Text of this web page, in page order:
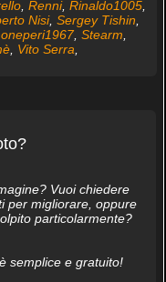
, Renni, Rinaldo1005,
Nisi, Sergey Tishin
, Stearm
, Vito Serra
Vuoi chiedere
per migliorare, oppure
particolarmente?
è semplice e gratuito!